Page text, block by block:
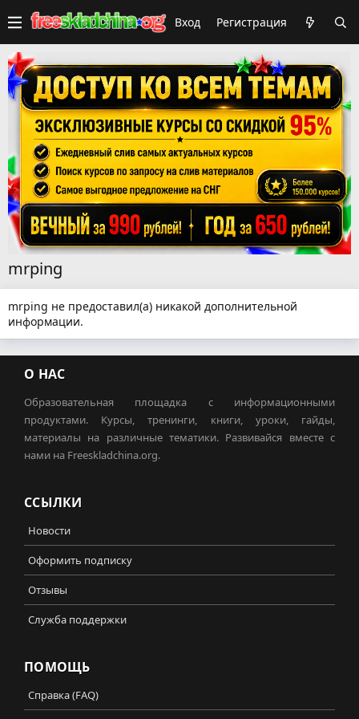
Вход Регистрация
mrping
mrping не предоставил(а) никакой дополнительной
информации.
О НАС
Образовательная площадка с информационными
продуктами. Курсы, тренинги, книги, уроки, гайды,
материалы на различные тематики. Развивайся вместе с
нами на Freeskladchina.org.
ССЫЛКИ
Новости
Оформить подписку
Отзывы
Служба поддержки
ПОМОЩЬ
Справка (FAQ)